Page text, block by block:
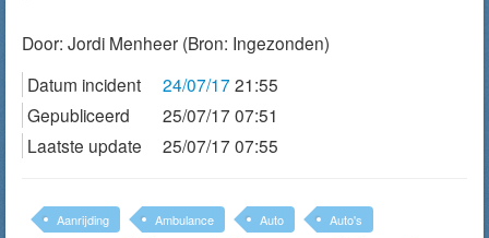
Door: Jordi Menheer (Bron: Ingezonden)
Datum incident
24/07/17 21:55
Gepubliceerd
25/07/17 07:51
Laatste update
25/07/17 07:55
Aanrijding Ambulance Auto
Auto's